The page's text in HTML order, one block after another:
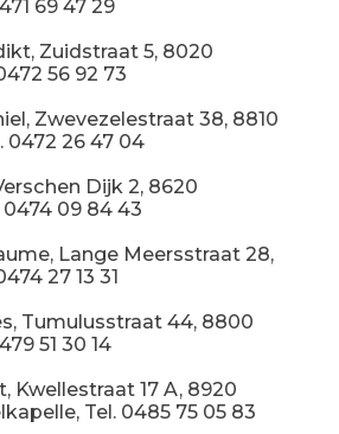
69 47 29
Zuidstraat 5, 8020
56 92 73
Zwevezelestraat 38, 8810
0472 26 47 04
Dijk 2, 8620
09 84 43
Lange Meersstraat 28,
27 13 31
Tumulusstraat 44, 8800
51 30 14
Kwellestraat 17 A, 8920
Tel. 0485 75 05 83